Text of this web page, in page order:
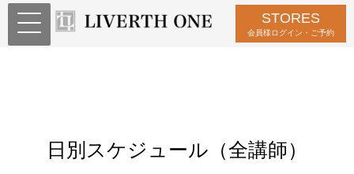
STORES
会員様ログイン・ご予約
日別スケジュール（全講師）